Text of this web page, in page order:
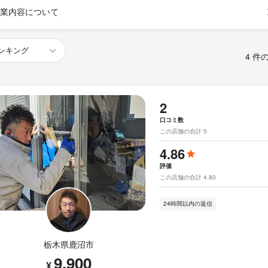
内容について
4 件
栃木県鹿沼市
9,900
2
口コミ数
この店舗の合計 5
4.86
評価
この店舗の合計 4.80
24時間以内の返信